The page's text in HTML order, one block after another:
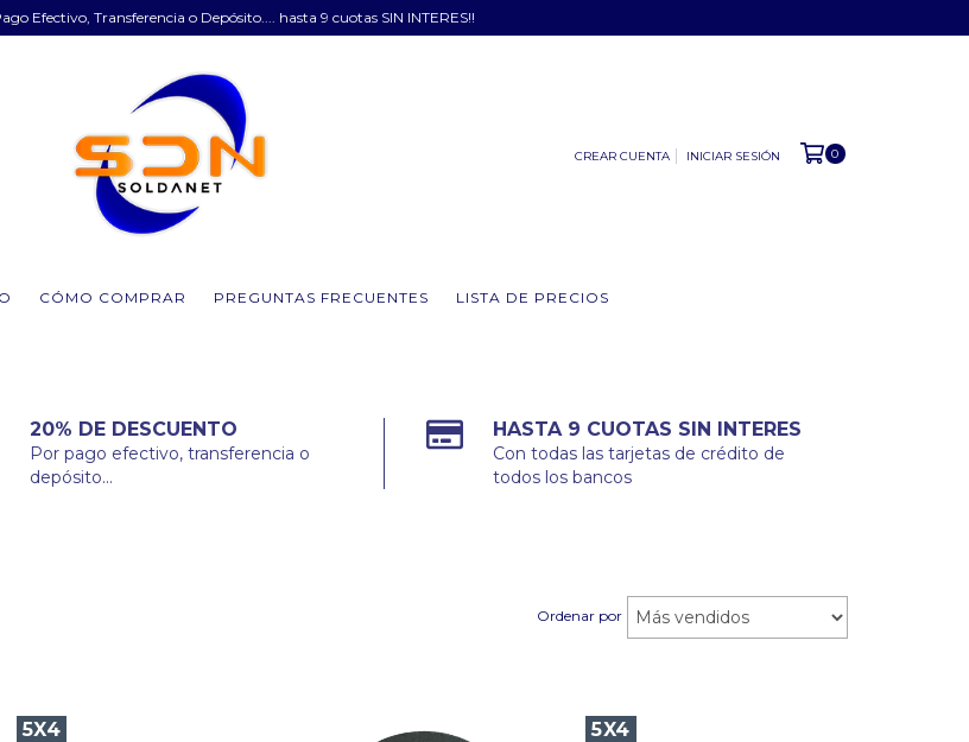
Efectivo, Transferencia o Depósito.... hasta 9 cuotas SIN INTERES!!
CREAR CUENTA INICIAR SESIÓN 0
CÓMO COMPRAR PREGUNTAS FRECUENTES LISTA DE PRECIOS
20% DE DESCUENTO
Por pago efectivo, transferencia o
depósito...
HASTA 9 CUOTAS SIN INTERES
Con todas las tarjetas de crédito de
todos los bancos
Ordenar por
5X4 5X4